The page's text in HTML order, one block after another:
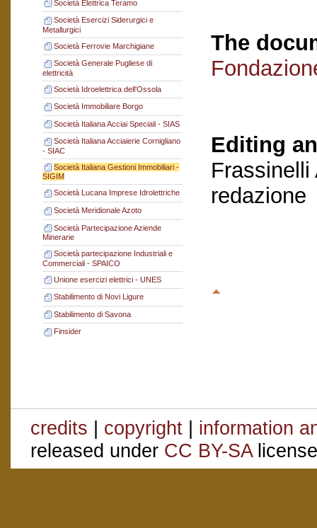
Società Elettrica Teramo
Società Esercizi Siderurgici e
Metallurgici
Società Ferrovie Marchigiane
Società Generale Pugliese di
elettricità
Società Idroelettrica dell'Ossola
Società Immobiliare Borgo
Società Italiana Acciai Speciali - SIAS
Società Italiana Acciaierie Cornigliano
- SIAC
Società Italiana Gestioni Immobiliari -
SIGIM
Società Lucana Imprese Idrolettriche
Società Meridionale Azoto
Società Partecipazione Aziende
Minerarie
Società partecipazione Industriali e
Commerciali - SPAICO
Unione esercizi elettrici - UNES
Stabilimento di Novi Ligure
Stabilimento di Savona
Finsider
The
Editing
Frassinelli
redazione
credits | copyright | information
released under CC BY-SA